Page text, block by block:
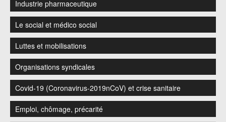
Industrie pharmaceutique
Le social et médico social
Luttes et mobilisations
Organisations syndicales
Covid-19 (Coronavirus-2019nCoV) et crise sanitaire
Emploi, chômage, précarité